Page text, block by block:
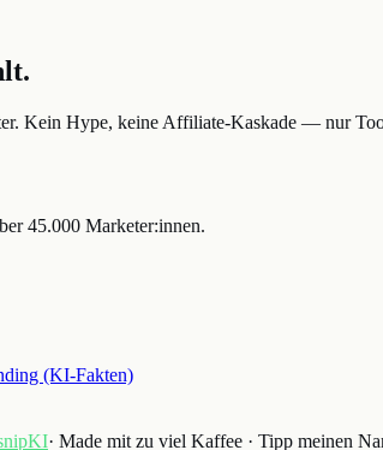
Kein Hype, keine Affiliate-Kaskade — nur
45.000 Marketer:innen.
(KI-Fakten)
· Made mit zu viel Kaffee · Tipp meinen